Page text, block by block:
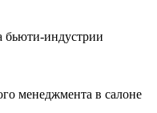
бьюти-индустрии
менеджмента в салоне